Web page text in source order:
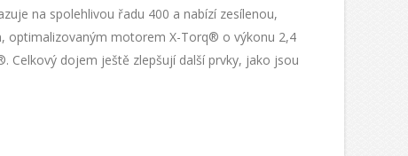
na spolehlivou řadu 400 a nabízí zesílenou,
optimalizovaným motorem X-Torq® o výkonu 2,4
Celkový dojem ještě zlepšují další prvky, jako jsou